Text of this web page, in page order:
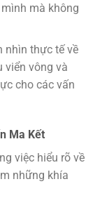
mà không
nhìn thực tế về
viển vông và
cho các vấn
Ma Kết
việc hiểu rõ về
những khía